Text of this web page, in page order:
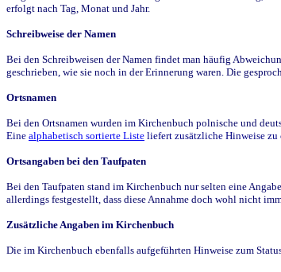
erfolgt nach Tag, Monat und Jahr.
Schreibweise der Namen
Bei den Schreibweisen der Namen findet man häufig
geschrieben, wie sie noch in der Erinnerung waren. Die
Ortsnamen
Bei den Ortsnamen wurden im Kirchenbuch polnische und
Eine alphabetisch sortierte Liste liefert zusätzliche Hinweise zu
Ortsangaben bei den Taufpaten
Bei den Taufpaten stand im Kirchenbuch nur selten eine
allerdings festgestellt, dass diese Annahme doch wohl nicht
Zusätzliche Angaben im Kirchenbuch
Die im Kirchenbuch ebenfalls aufgeführten Hinweise zum